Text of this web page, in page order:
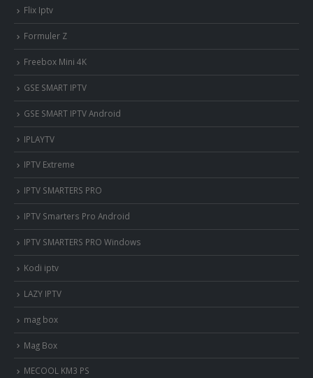
Flix Iptv
Formuler Z
Freebox Mini 4K
‎GSE SMART IPTV
GSE SMART IPTV Android
IPLAYTV
IPTV Extreme
IPTV SMARTERS PRO
IPTV Smarters Pro Android
IPTV SMARTERS PRO Windows
Kodi iptv
LAZY IPTV
mag box
Mag Box
MECOOL KM3 PS